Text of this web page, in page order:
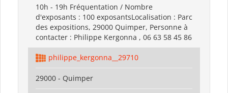
10h - 19h Fréquentation / Nombre
d'exposants : 100 exposantsLocalisation : Parc
des expositions, 29000 Quimper, Personne à
contacter : Philippe Kergonna , 06 63 58 45 86
philippe_kergonna__29710
29000 - Quimper